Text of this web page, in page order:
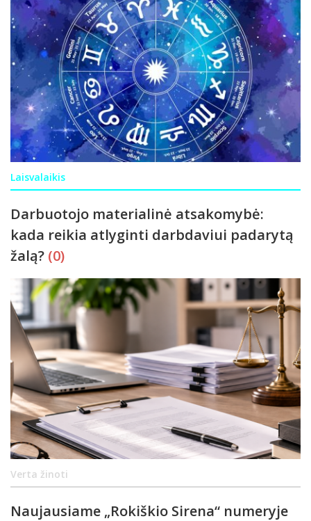
Laisvalaikis
Darbuotojo materialinė atsakomybė:
kada reikia atlyginti darbdaviui padarytą
žalą? (0)
Verta žinoti
Naujausiame „Rokiškio Sirena“ numeryje